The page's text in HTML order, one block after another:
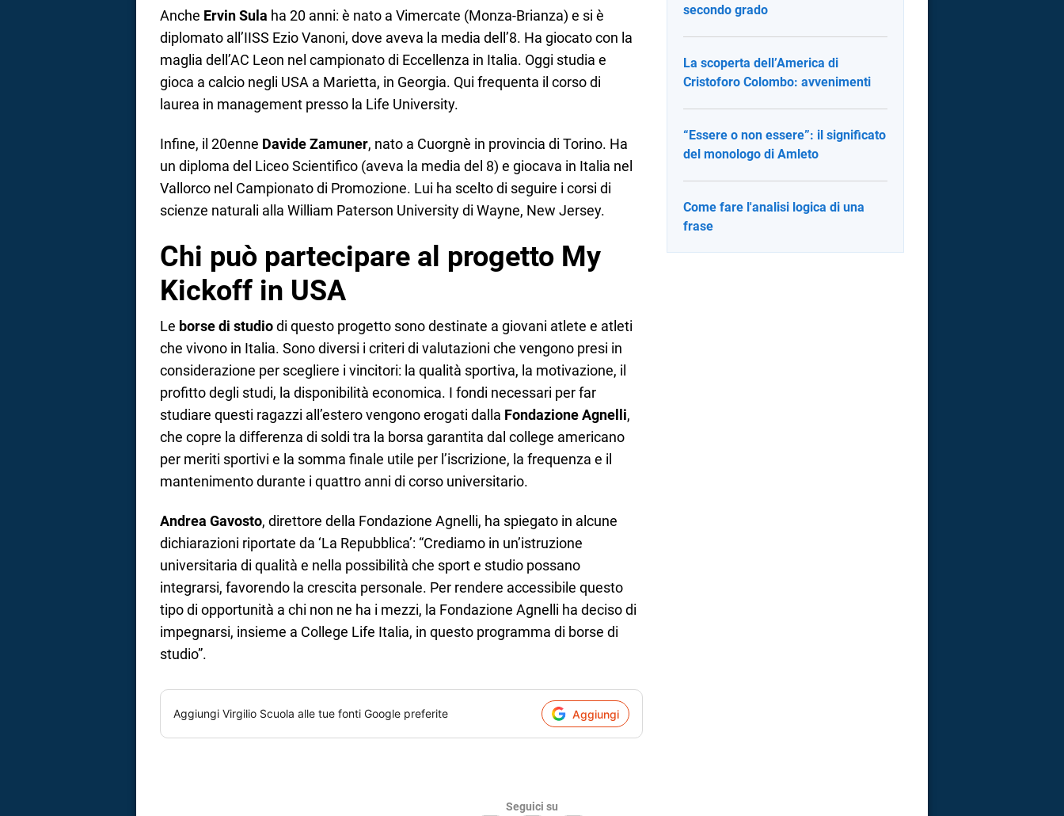
Anche Ervin Sula ha 20 anni: è nato a Vimercate (Monza-Brianza) e si è
diplomato all’IISS Ezio Vanoni, dove aveva la media dell’8. Ha giocato con la
maglia dell’AC Leon nel campionato di Eccellenza in Italia. Oggi studia e
gioca a calcio negli USA a Marietta, in Georgia. Qui frequenta il corso di
laurea in management presso la Life University.
Infine, il 20enne Davide Zamuner, nato a Cuorgnè in provincia di Torino. Ha
un diploma del Liceo Scientifico (aveva la media del 8) e giocava in Italia nel
Vallorco nel Campionato di Promozione. Lui ha scelto di seguire i corsi di
scienze naturali alla William Paterson University di Wayne, New Jersey.
Chi può partecipare al progetto My
Kickoff in USA
Le borse di studiodi questo progetto sono destinate a giovani atlete e atleti
che vivono in Italia. Sono diversi i criteri di valutazioni che vengono presi in
considerazione per scegliere i vincitori: la qualità sportiva, la motivazione, il
profitto degli studi, la disponibilità economica. I fondi necessari per far
studiare questi ragazzi all’estero vengono erogati dalla Fondazione Agnelli,
che copre la differenza di soldi tra la borsa garantita dal college americano
per meriti sportivi e la somma finale utile per l’iscrizione, la frequenza e il
mantenimento durante i quattro anni di corso universitario.
Andrea Gavosto, direttore della Fondazione Agnelli, ha spiegato in alcune
dichiarazioni riportate da ‘La Repubblica’: “Crediamo in un’istruzione
universitaria di qualità e nella possibilità che sport e studio possano
integrarsi, favorendo la crescita personale. Per rendere accessibile questo
tipo di opportunità a chi non ne ha i mezzi, la Fondazione Agnelli ha deciso di
impegnarsi, insieme a College Life Italia, in questo programma di borse di
studio”.
Aggiungi Virgilio Scuola alle tue fonti Google preferite Aggiungi
secondo grado
La scoperta dell’America di
Cristoforo Colombo: avvenimenti
“Essere o non essere”: il significato
del monologo di Amleto
Come fare l'analisi logica di una
frase
Seguici su